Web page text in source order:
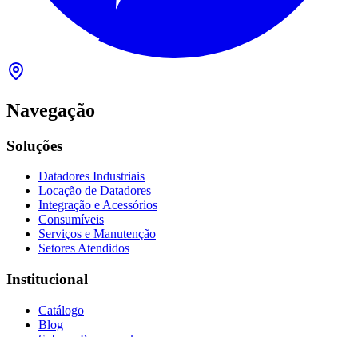
Navegação
Soluções
Datadores Industriais
Locação de Datadores
Integração e Acessórios
Consumíveis
Serviços e Manutenção
Setores Atendidos
Institucional
Catálogo
Blog